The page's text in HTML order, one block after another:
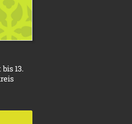
13.